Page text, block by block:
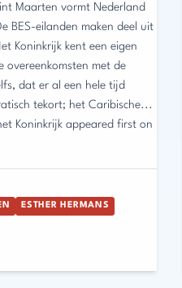
Maarten vormt Nederland
BES-eilanden maken deel uit
Koninkrijk kent een eigen
overeenkomsten met de
dat er al een hele tijd
tekort; het Caribische...
Koninkrijk appeared first on
ESTHER HERMANS